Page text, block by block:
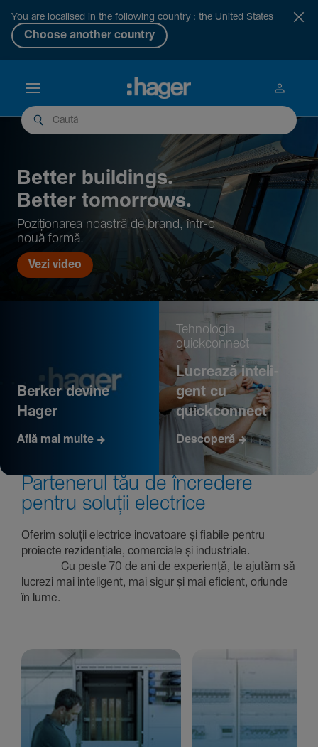
You are localised in the following country : the United States
Choose another country
Better buil­dings.
Better tomor­rows.
Pozi­țio­narea noastră de brand, într-o
nouă formă.
Vezi video
Berker devine
Hager
Află mai multe
Tehno­logia
quickconnect
Lucrează inte­li­
gent cu
quickconnect
Descoperă
Parte­nerul tău de încre­dere
pentru soluții electrice
Oferim soluții electrice inova­toare și fiabile pentru
proiecte rezi­den­țiale, comer­ciale și indus­triale.
Cu peste 70 de ani de expe­riență, te ajutăm să
lucrezi mai inte­li­gent, mai sigur și mai eficient, oriunde
în lume.